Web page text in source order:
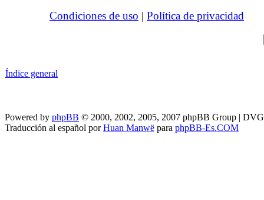
Condiciones de uso | Política de privacidad
Índice general
Powered by phpBB © 2000, 2002, 2005, 2007 phpBB Group |
Traducción al español porHuan Manwë para phpBB-Es.COM